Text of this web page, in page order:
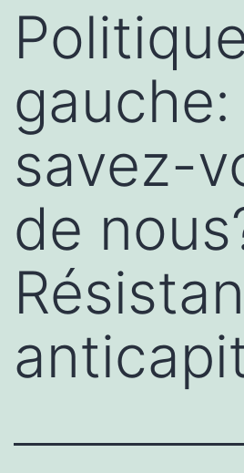
gauche:
savez-
de